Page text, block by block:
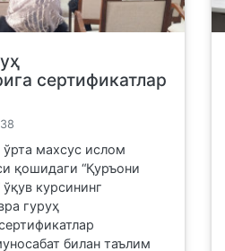
сертификатлар
махсус ислом
қошидаги “Қуръони
курсининг
гуруҳ
билан таълим